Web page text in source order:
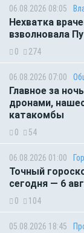
06.08.2026 08:05
Нехватка
взволновала
0 274
06.08.2026 07:00
Главное за
дронами,
катакомбы
0 54
06.08.2026 01:00
Точный
сегодня — 6
0 104
05.08.2026 18:45